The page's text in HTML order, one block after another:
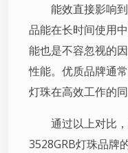
能效直接影响
品能在长时间使用
能也是不容忽视的
性能。优质品牌通
灯珠在高效工作的同
通过以上对比
3528GRB灯珠品牌